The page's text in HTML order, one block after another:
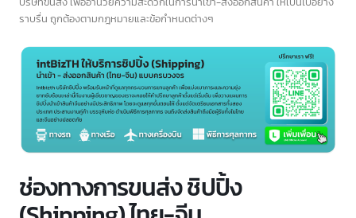
ชิปปิ้ง (Shipping) คืออะไร?
ชิปปิ้ง (Shipping)คือ บริษัท หน่วยงาน หรือบุคคลที่ทำหน้าที่เป็นตัวแทน
เจ้าของสินค้า (Cargo) ในการจัดการเอกสารนำเข้าและส่งออกสินค้า โดยจะ
ติดต่อกับกรมศุลกากรเพื่อผ่านพิธีการศุลกากร รวมถึงบริการอื่น ๆ ที่เกี่ยวข้อง
เช่น ประสานงานกับหน่วยงานต่าง ๆ เช่น อย., กรมปศุสัตว์, กรมเกษตร และ
บริษัทขนส่ง เพื่ออำนวยความสะดวกในการนำเข้า-ส่งออกสินค้า ให้เป็นไปอย่าง
ราบรื่น ถูกต้องตามกฎหมายและข้อกำหนดต่างๆ